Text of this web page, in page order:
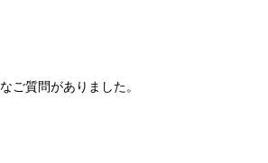
ご質問がありました。